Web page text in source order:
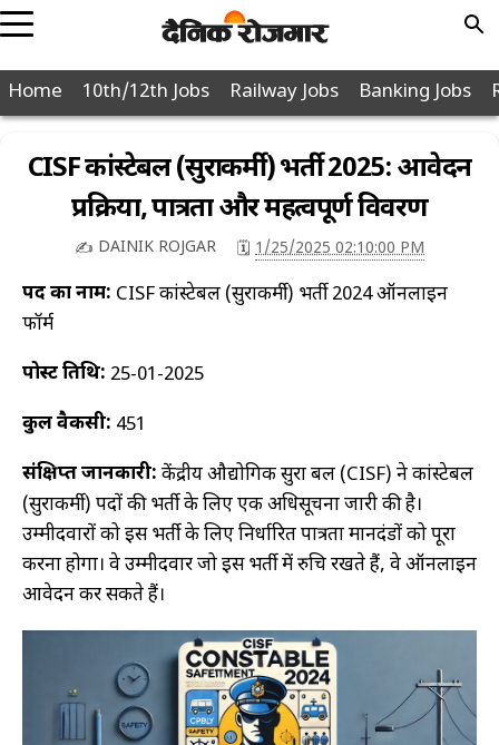
POPULAR
JOBS
10th
12th
Graduation
Diploma
Police
Defence
Post
Nagar
Nigam
JOBS
CATEGORY
SSC
Medical
Home 10th/12th Jobs Railway Jobs Banking Jobs
CISF कांस्टेबल (सुरक्षाकर्मी) भर्ती 2025: आवेदन
प्रक्रिया, पात्रता और महत्वपूर्ण विवरण
✍️ DAINIK ROJGAR 🗓️ 1/25/2025 02:10:00 PM
पद का नाम: CISF कांस्टेबल (सुरक्षाकर्मी) भर्ती 2024 ऑनलाइन
फॉर्म
पोस्ट तिथि: 25-01-2025
कुल वैकेंसी: 451
संक्षिप्त जानकारी: केंद्रीय औद्योगिक सुरक्षा बल (CISF) ने कांस्टेबल
(सुरक्षाकर्मी) पदों की भर्ती के लिए एक अधिसूचना जारी की है।
उम्मीदवारों को इस भर्ती के लिए निर्धारित पात्रता मानदंडों को पूरा
करना होगा। वे उम्मीदवार जो इस भर्ती में रुचि रखते हैं, वे ऑनलाइन
आवेदन कर सकते हैं।